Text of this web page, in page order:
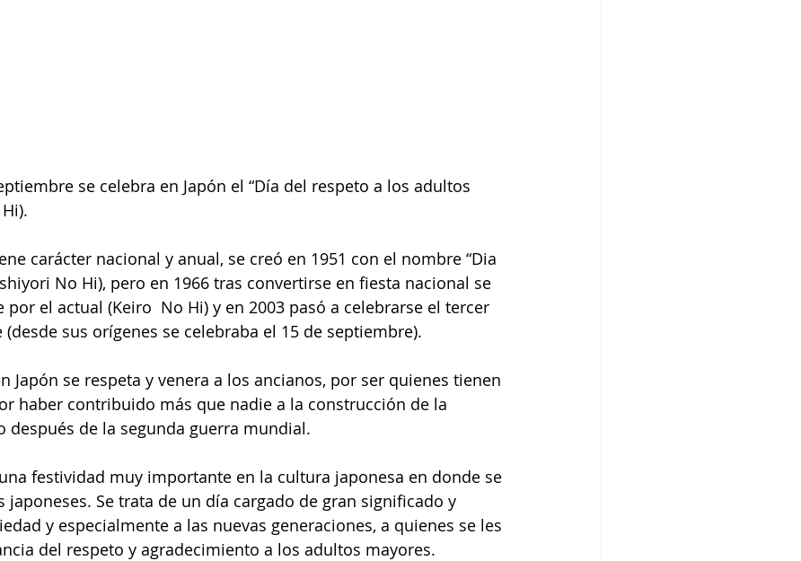
No Hi), pero en 1966 tras convertirse en fiesta nacional se
el actual (Keiro  No Hi) y en 2003 pasó a celebrarse el tercer
sus orígenes se celebraba el 15 de septiembre).
haber contribuido más que nadie a la construcción de la
después de la segunda guerra mundial.
japoneses. Se trata de un día cargado de gran significado y
y especialmente a las nuevas generaciones, a quienes se les
del respeto y agradecimiento a los adultos mayores.